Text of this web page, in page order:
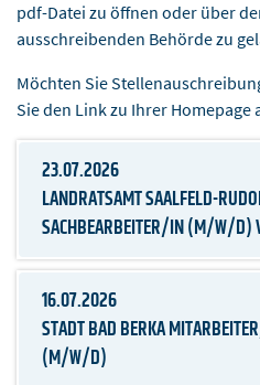
pdf-Datei zu öffnen oder über
ausschreibenden Behörde zu
Möchten Sie
Sie den Link zu Ihrer Homepage
23.07.2026
LANDRATSAMT SAALFELD-
SACHBEARBEITER/IN (M/W/D)
16.07.2026
STADT BAD BERKA
(M/W/D)